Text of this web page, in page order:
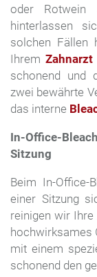
oder Rotwein
hinterlassen
solchen Fällen
Ihrem
schonend und
zwei bewährte
das interne
In-Office-
Sitzung
Beim In-Office-
einer Sitzung
reinigen wir
hochwirksames
mit einem
schonend den